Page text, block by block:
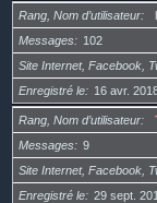
Rang, Nom d’utilisateur
Messages
102
Site Internet, Facebook,
Enregistré le
16 avr.
Rang, Nom d’utilisateur
Messages
9
Site Internet, Facebook,
Enregistré le
29 sept.